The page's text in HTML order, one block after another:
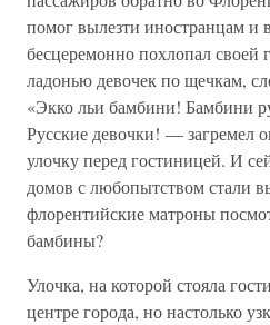
помог вылезти иностранцам и
бесцеремонно похлопал своей
ладонью девочек по щечкам,
«Экко льи бамбини! Бамбини
Русские девочки! — загремел
улочку перед гостиницей. И
домов с любопытством стали
флорентийские матроны
бамбины?
Улочка, на которой стояла
центре города, но настолько